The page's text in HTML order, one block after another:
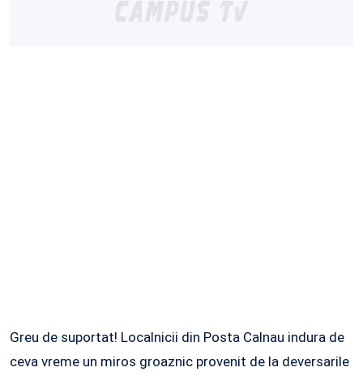
Greu de suportat! Localnicii din Posta Calnau indura de
ceva vreme un miros groaznic provenit de la deversarile